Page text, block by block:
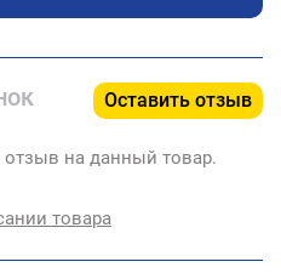
Оставить отзыв
на данный товар.
товара